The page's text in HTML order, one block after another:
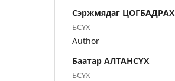
Сэржмядаг ЦОГБАДРАХ
БСҮХ
Author
Баатар АЛТАНСҮХ
БСҮХ